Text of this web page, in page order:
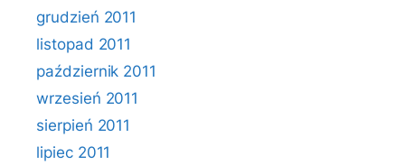
grudzień 2011
listopad 2011
październik 2011
wrzesień 2011
sierpień 2011
lipiec 2011